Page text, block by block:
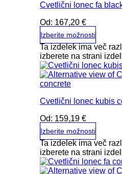
Cvetlični lonec fa
Od: 167,20 €
Izberite možnosti
Ta izdelek ima več
izberete na strani
Cvetlični lonec kubis
Od: 159,19 €
Izberite možnosti
Ta izdelek ima več
izberete na strani